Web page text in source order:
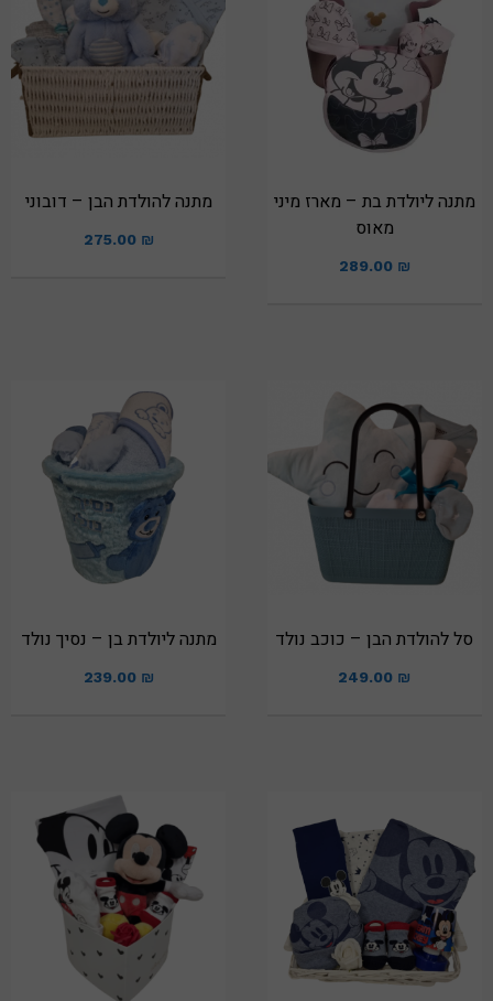
מתנה ליולדת בת – מארז מיני
מאוס
289.00 ₪
מתנה להולדת הבן – דובוני
275.00 ₪
סל להולדת הבן – כוכב נולד
249.00 ₪
מתנה ליולדת בן – נסיך נולד
239.00 ₪